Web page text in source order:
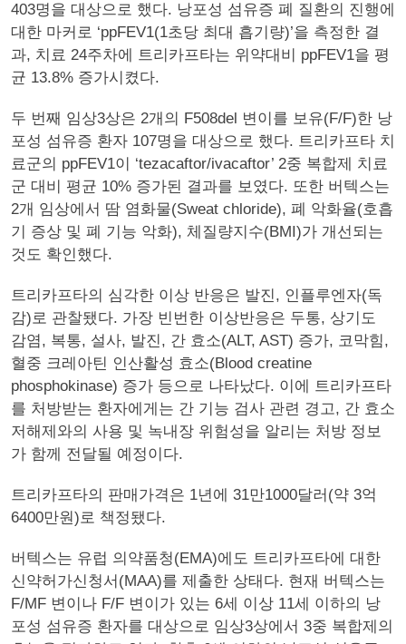
403명을 대상으로 했다. 낭포성 섬유증 폐 질환의 진행에
대한 마커로 ‘ppFEV1(1초당 최대 흡기량)’을 측정한 결
과, 치료 24주차에 트리카프타는 위약대비 ppFEV1을 평
균 13.8% 증가시켰다.
두 번째 임상3상은 2개의 F508del 변이를 보유(F/F)한 낭
포성 섬유증 환자 107명을 대상으로 했다. 트리카프타 치
료군의 ppFEV1이 ‘tezacaftor/ivacaftor’ 2중 복합제 치료
군 대비 평균 10% 증가된 결과를 보였다. 또한 버텍스는
2개 임상에서 땀 염화물(Sweat chloride), 폐 악화율(호흡
기 증상 및 폐 기능 악화), 체질량지수(BMI)가 개선되는
것도 확인했다.
트리카프타의 심각한 이상 반응은 발진, 인플루엔자(독
감)로 관찰됐다. 가장 빈번한 이상반응은 두통, 상기도
감염, 복통, 설사, 발진, 간 효소(ALT, AST) 증가, 코막힘,
혈중 크레아틴 인산활성 효소(Blood creatine
phosphokinase) 증가 등으로 나타났다. 이에 트리카프타
를 처방받는 환자에게는 간 기능 검사 관련 경고, 간 효소
저해제와의 사용 및 녹내장 위험성을 알리는 처방 정보
가 함께 전달될 예정이다.
트리카프타의 판매가격은 1년에 31만1000달러(약 3억
6400만원)로 책정됐다.
버텍스는 유럽 의약품청(EMA)에도 트리카프타에 대한
신약허가신청서(MAA)를 제출한 상태다. 현재 버텍스는
F/MF 변이나 F/F 변이가 있는 6세 이상 11세 이하의 낭
포성 섬유증 환자를 대상으로 임상3상에서 3중 복합제의